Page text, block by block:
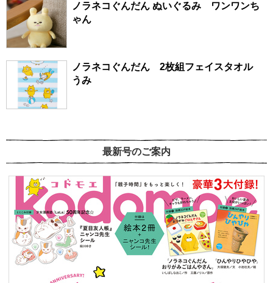
ノラネコぐんだん ぬいぐるみ ワンワンち
ゃん
ノラネコぐんだん 2枚組フェイスタオル
うみ
最新号のご案内